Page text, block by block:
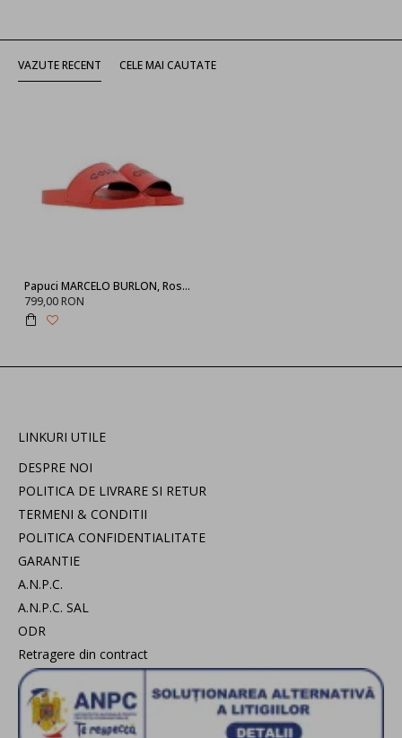
VAZUTE RECENT CELE MAI CAUTATE
Papuci MARCELO BURLON, Rosu CMIC001S21PLA0012510
799,00 RON
LINKURI UTILE
DESPRE NOI
POLITICA DE LIVRARE SI RETUR
TERMENI & CONDITII
POLITICA CONFIDENTIALITATE
GARANTIE
A.N.P.C.
A.N.P.C. SAL
ODR
Retragere din contract